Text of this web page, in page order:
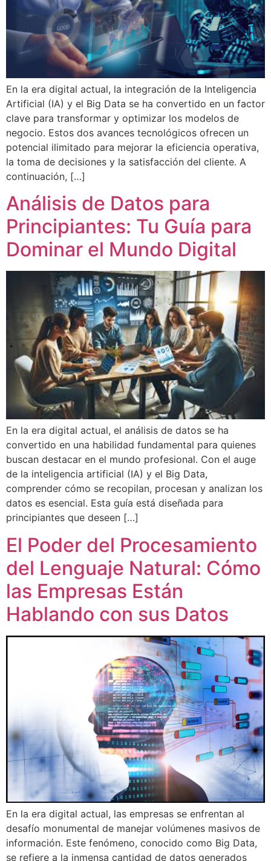
En la era digital actual, la integración de la Inteligencia
Artificial (IA) y el Big Data se ha convertido en un factor
clave para transformar y optimizar los modelos de
negocio. Estos dos avances tecnológicos ofrecen un
potencial ilimitado para mejorar la eficiencia operativa,
la toma de decisiones y la satisfacción del cliente. A
continuación, […]
Análisis de Datos para
Principiantes: Tu Guía para
Dominar el Mundo Digital
En la era digital actual, el análisis de datos se ha
convertido en una habilidad fundamental para quienes
buscan destacar en el mundo profesional. Con el auge
de la inteligencia artificial (IA) y el Big Data,
comprender cómo se recopilan, procesan y analizan los
datos es esencial. Esta guía está diseñada para
principiantes que deseen […]
El Poder del Procesamiento
del Lenguaje Natural: Cómo
las Empresas Están
Hablando con sus Datos
En la era digital actual, las empresas se enfrentan al
desafío monumental de manejar volúmenes masivos de
información. Este fenómeno, conocido como Big Data,
se refiere a la inmensa cantidad de datos generados